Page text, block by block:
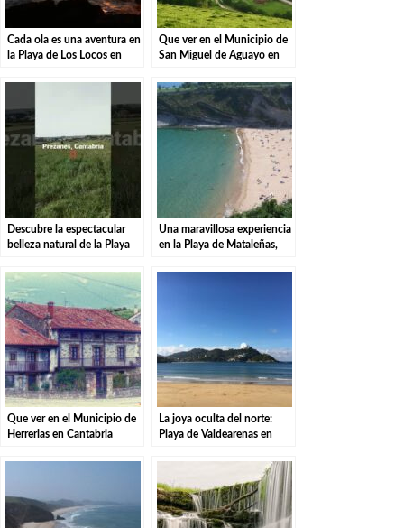
Cada ola es una aventura en
la Playa de Los Locos en
Que ver en el Municipio de
San Miguel de Aguayo en
Descubre la espectacular
belleza natural de la Playa
¡Visita Hoy!
Una maravillosa experiencia
en la Playa de Mataleñas,
Que ver en el Municipio de
Herrerias en Cantabria
La joya oculta del norte:
Playa de Valdearenas en